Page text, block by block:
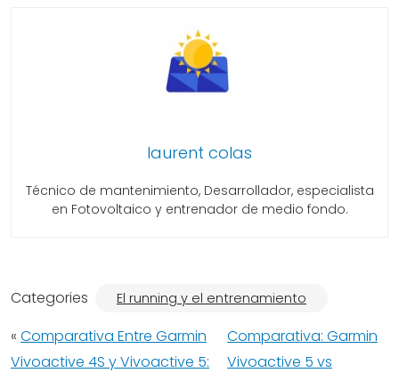
laurent colas
Técnico de mantenimiento, Desarrollador, especialista
en Fotovoltaico y entrenador de medio fondo.
Categories El running y el entrenamiento
« Comparativa Entre Garmin
Vivoactive 4S y Vivoactive 5:
Comparativa: Garmin
Vivoactive 5 vs